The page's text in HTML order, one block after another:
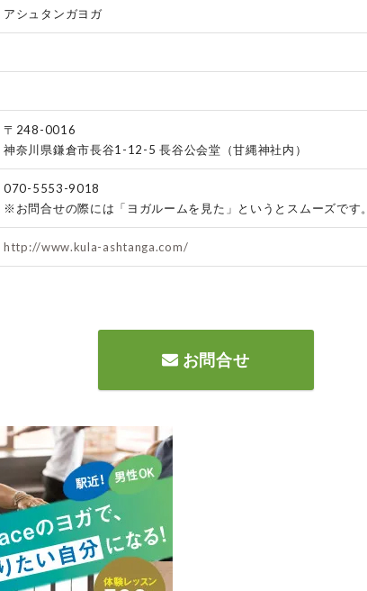
アシュタンガヨガ
〒248-0016
神奈川県鎌倉市長谷1-12-5 長谷公会堂（甘縄神社内）
070-5553-9018
※お問合せの際には「ヨガルームを見た」というとスムーズです。
http://www.kula-ashtanga.com/
お問合せ